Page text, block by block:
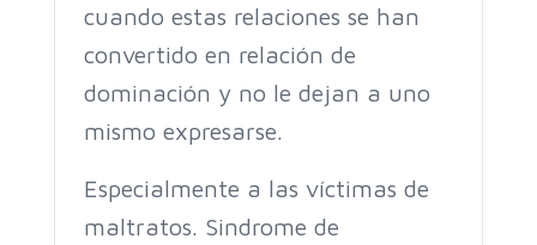
cuando estas relaciones se han
convertido en relación de
dominación y no le dejan a uno
mismo expresarse.
Especialmente a las víctimas de
maltratos. Sindrome de